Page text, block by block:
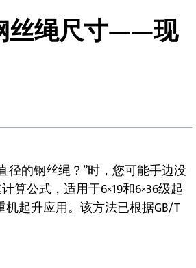
丝绳尺寸——现
径的钢丝绳？”时，您可能手边没
算公式，适用于6×19和6×36级起
起升应用。该方法已根据GB/T